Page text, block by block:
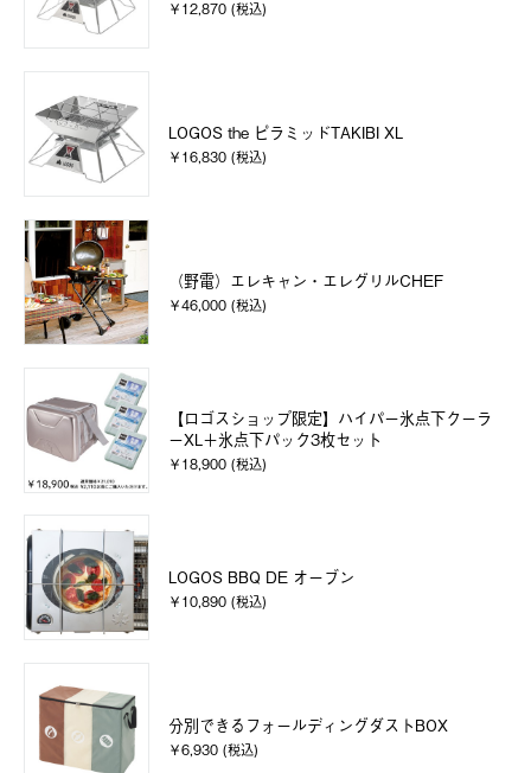
￥12,870 (税込)
LOGOS the ピラミッドTAKIBI XL
￥16,830 (税込)
（野電）エレキャン・エレグリルCHEF
￥46,000 (税込)
【ロゴスショップ限定】ハイパー氷点下クーラ
ーXL＋氷点下パック3枚セット
￥18,900 (税込)
LOGOS BBQ DE オーブン
￥10,890 (税込)
分別できるフォールディングダストBOX
￥6,930 (税込)